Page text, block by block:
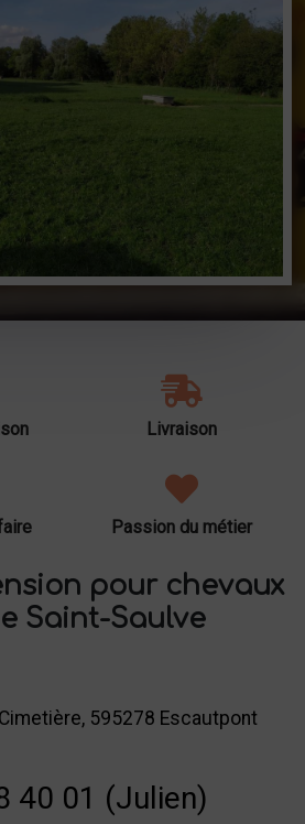
Livraison
Passion du métier
pour chevaux
Saint-Saulve
595278 Escautpont
40 01 (Julien)